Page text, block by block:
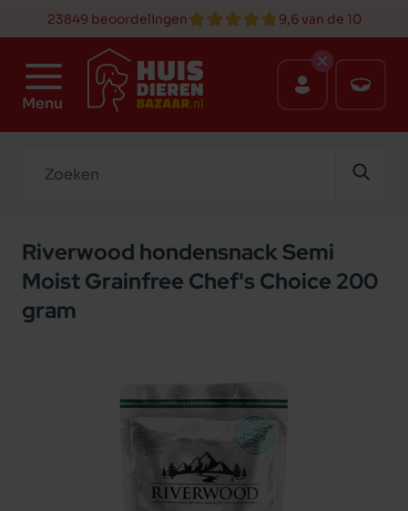
23849 beoordelingen 9,6 van de 10
Menu
Riverwood hondensnack Semi
Moist Grainfree Chef's Choice 200
gram